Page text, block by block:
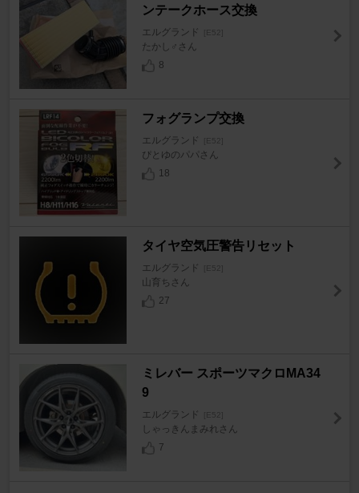
ンテークホース交換
エルグランド [E52]
たかし♂さん
8
フォグランプ交換
エルグランド [E52]
ぴとゆのパパさん
18
タイヤ空気圧警告リセット
エルグランド [E52]
山育ちさん
27
ミレバー スポーツマクロMA34
9
エルグランド [E52]
しゃっきんまみれさん
7